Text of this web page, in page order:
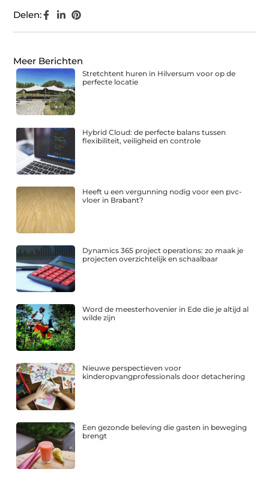
Delen:
Meer Berichten
Stretchtent huren in Hilversum voor op de
perfecte locatie
Hybrid Cloud: de perfecte balans tussen
flexibiliteit, veiligheid en controle
Heeft u een vergunning nodig voor een pvc-
vloer in Brabant?
Dynamics 365 project operations: zo maak je
projecten overzichtelijk en schaalbaar
Word de meesterhovenier in Ede die je altijd al
wilde zijn
Nieuwe perspectieven voor
kinderopvangprofessionals door detachering
Een gezonde beleving die gasten in beweging
brengt